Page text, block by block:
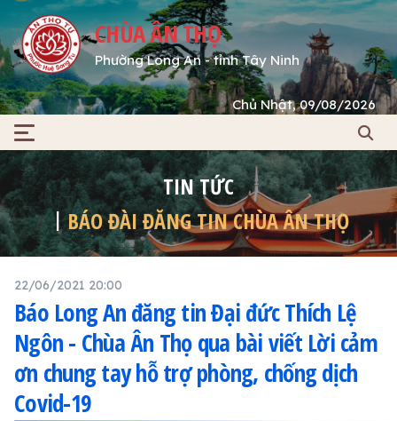
CHÙA ÂN THỌ
Phường Long An - tỉnh Tây Ninh
Chủ Nhật, 09/08/2026
TIN TỨC
BÁO ĐÀI ĐĂNG TIN CHÙA ÂN THỌ
22/06/2021 20:00
Báo Long An đăng tin Đại đức Thích Lệ
Ngôn - Chùa Ân Thọ qua bài viết Lời cảm
ơn chung tay hỗ trợ phòng, chống dịch
Covid-19